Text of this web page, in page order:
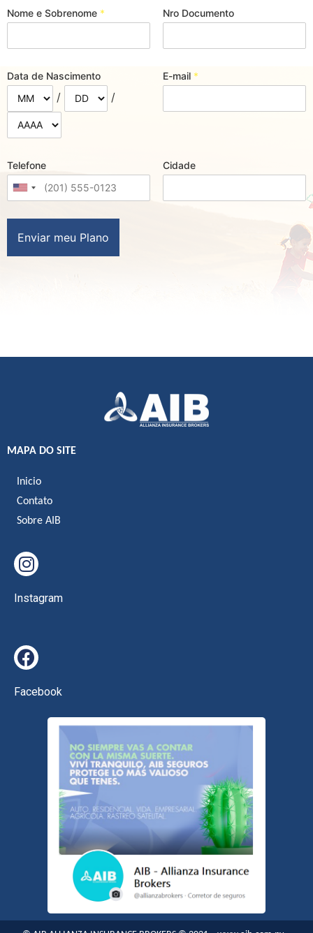
Nome e Sobrenome * Nro Documento
Data de Nascimento
/ /
E-mail *
Telefone Cidade
Enviar meu Plano
MAPA DO SITE
Inicio
Contato
Sobre AIB
Instagram
Facebook